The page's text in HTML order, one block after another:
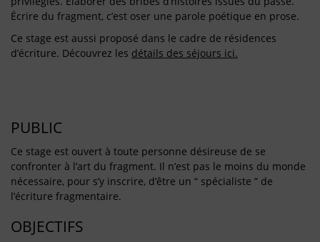
Écrire du fragment, c’est oser une parole poétique en prose.
Ce stage est aussi proposé dans le cadre de résidences
d’écriture. Découvrez les détails des séjours ici.
PUBLIC
Ce stage est ouvert à toute personne désireuse de se
confronter à l’art du fragment. Il n’est pas le moins du monde
nécessaire, pour s’y inscrire, d’être un “ spécialiste ” de
l’écriture fragmentaire.
OBJECTIFS